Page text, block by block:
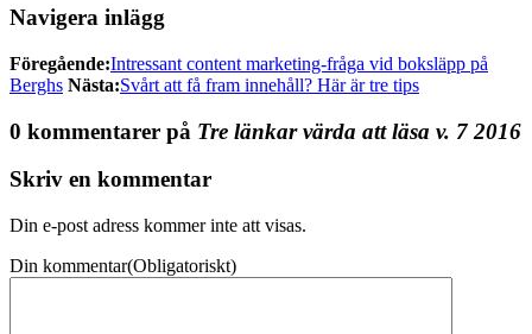
Navigera inlägg
Föregående:Intressant content marketing-fråga vid boksläpp på
Berghs Nästa:Svårt att få fram innehåll? Här är tre tips
0 kommentarer på Tre länkar värda att läsa v. 7 2016
Skriv en kommentar
Din e-post adress kommer inte att visas.
Din kommentar(Obligatoriskt)